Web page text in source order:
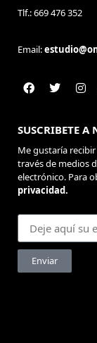
Tlf.: 669 476 352
Email:
SUSCRIBETE A
Me gustaría
través de medios
electrónico. Para
privacidad.
Enviar